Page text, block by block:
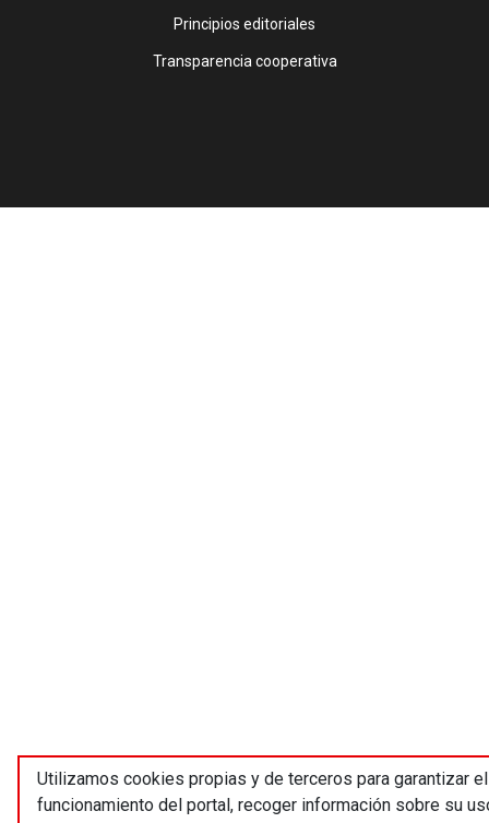
Utilizamos cookies propias y de terceros para garantizar
funcionamiento del portal, recoger información sobre su
Principios editoriales
Transparencia cooperativa